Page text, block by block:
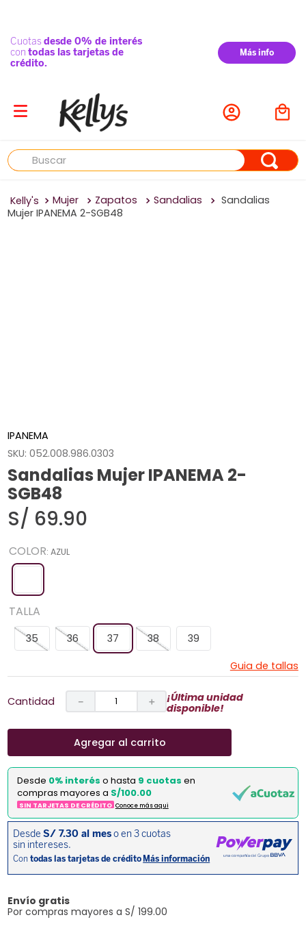
Buscar
Mujer Zapatos Sandalias
Sandalias
Mujer IPANEMA 2-SGB48
IPANEMA
SKU:052.008.986.0303
Sandalias Mujer IPANEMA 2-
SGB48
S/ 69.90
COLOR: AZUL
TALLA
35 36 37 38
39
Guia de tallas
Cantidad ＋
－
¡Última unidad
disponible!
Agregar al carrito
Desde 0% interés o hasta 9 cuotas en
compras mayores a S/100.00
SIN TARJETAS DE CRÉDITO Conoce más aqui
Envío gratis
Por compras mayores a S/ 199.00